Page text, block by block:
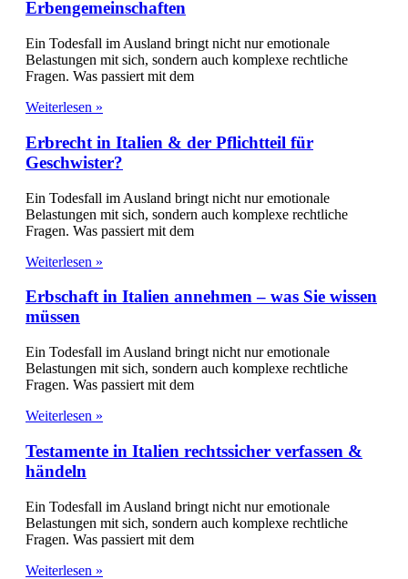
Erbengemeinschaften
Ein Todesfall im Ausland bringt nicht nur emotionale
Belastungen mit sich, sondern auch komplexe rechtliche
Fragen. Was passiert mit dem
Weiterlesen »
Erbrecht in Italien & der Pflichtteil für
Geschwister?
Ein Todesfall im Ausland bringt nicht nur emotionale
Belastungen mit sich, sondern auch komplexe rechtliche
Fragen. Was passiert mit dem
Weiterlesen »
Erbschaft in Italien annehmen – was Sie wissen
müssen
Ein Todesfall im Ausland bringt nicht nur emotionale
Belastungen mit sich, sondern auch komplexe rechtliche
Fragen. Was passiert mit dem
Weiterlesen »
Testamente in Italien rechtssicher verfassen &
händeln
Ein Todesfall im Ausland bringt nicht nur emotionale
Belastungen mit sich, sondern auch komplexe rechtliche
Fragen. Was passiert mit dem
Weiterlesen »